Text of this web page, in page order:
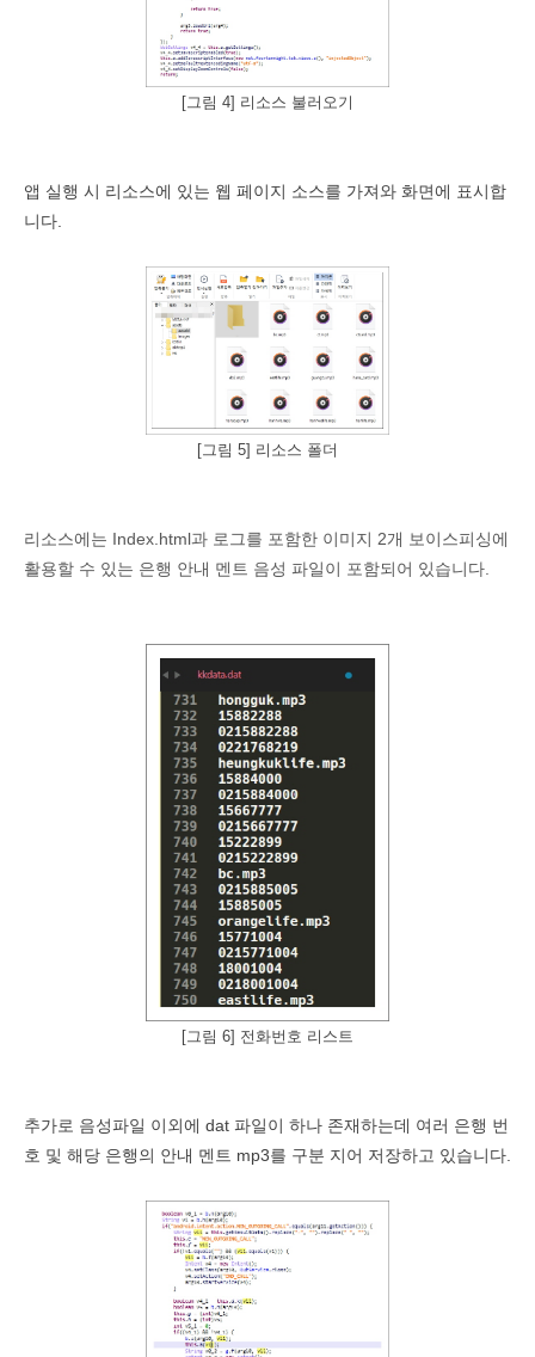
[그림 4] 리소스 불러오기
앱 실행 시 리소스에 있는 웹 페이지 소스를 가져와 화면에 표시합
니다
[그림 5] 리소스 폴더
리소스에는 Index.html과 로그를 포함한 이미지 2개 보이스피싱에
활용할 수 있는 은행 안내 멘트 음성 파일이 포함되어 있습니다.
[그림 6] 전화번호 리스트
추가로 음성파일 이외에 dat 파일이 하나 존재하는데 여러 은행 번
호 및 해당 은행의 안내 멘트 mp3를 구분 지어 저장하고 있습니다